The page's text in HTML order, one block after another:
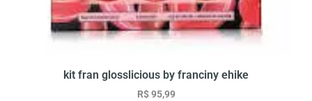
kit fran glosslicious by franciny ehike
R$95,99